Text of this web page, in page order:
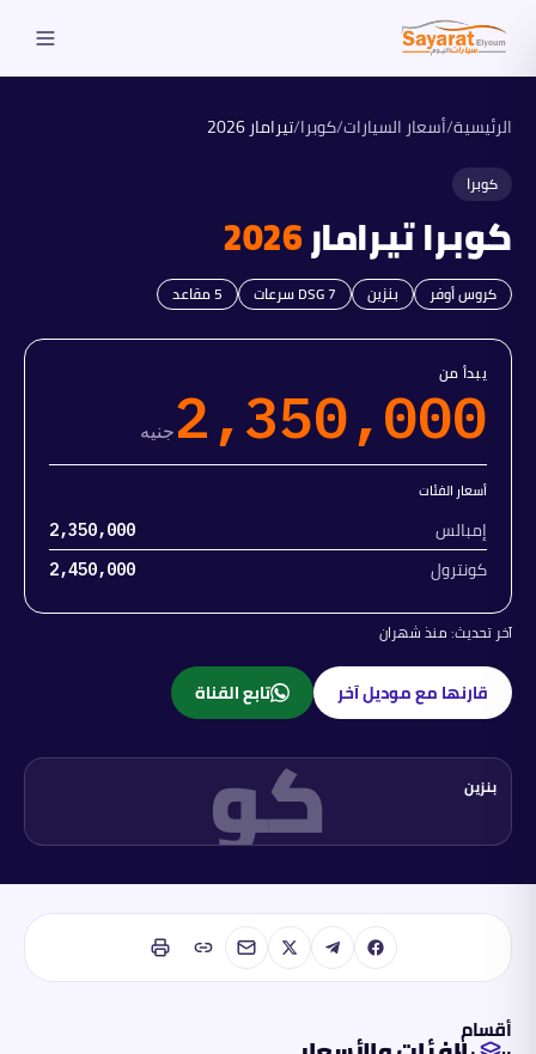
الرئيسية/أسعار السيارات/كوبرا/تيرامار2026
بنزين كو
كوبرا
كوبراتيرامار2026
كروس أوفر بنزين DSG 7 سرعات 5مقاعد
يبدأ من
2,350,000جنيه
أسعار الفئات
إمبالس 2,350,000
كونترول 2,450,000
آخر تحديث:منذ شهران
قارنها مع موديل آخر تابع القناة
أقسام